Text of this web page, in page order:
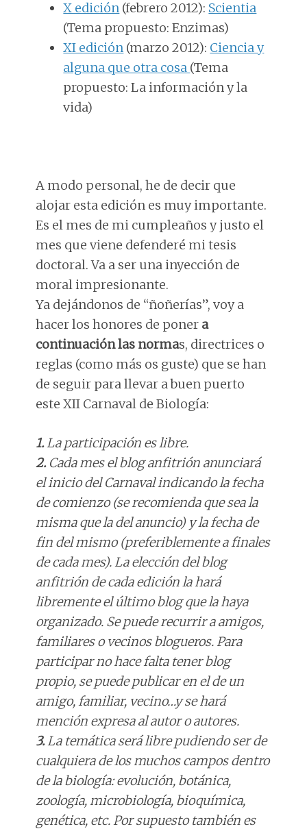
X edición (febrero 2012): Scientia
(Tema propuesto: Enzimas)
XI edición (marzo 2012): Ciencia y
alguna que otra cosa (Tema
propuesto: La información y la
vida)
A modo personal, he de decir que
alojar esta edición es muy importante.
Es el mes de mi cumpleaños y justo el
mes que viene defenderé mi tesis
doctoral. Va a ser una inyección de
moral impresionante.
Ya dejándonos de “ñoñerías”, voy a
hacer los honores de poner a
continuación las normas, directrices o
reglas (como más os guste) que se han
de seguir para llevar a buen puerto
este XII Carnaval de Biología:
1.La participación es libre.
2.Cada mes el blog anfitrión anunciará
el inicio del Carnaval indicando la fecha
de comienzo (se recomienda que sea la
misma que la del anuncio) y la fecha de
fin del mismo (preferiblemente a finales
de cada mes). La elección del blog
anfitrión de cada edición la hará
libremente el último blog que la haya
organizado. Se puede recurrir a amigos,
familiares o vecinos blogueros. Para
participar no hace falta tener blog
propio, se puede publicar en el de un
amigo, familiar, vecino…y se hará
mención expresa al autor o autores.
3.La temática será libre pudiendo ser de
cualquiera de los muchos campos dentro
de la biología: evolución, botánica,
zoología, microbiología, bioquímica,
genética, etc. Por supuesto también es